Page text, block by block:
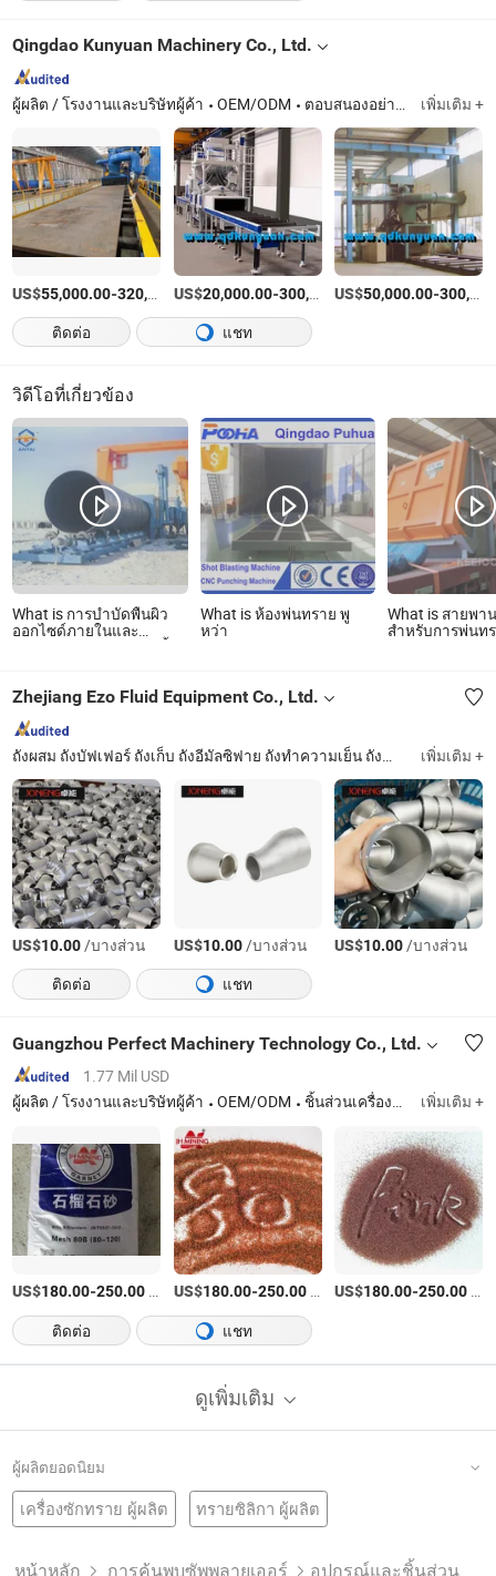
Qingdao Kunyuan Machinery Co., Ltd.
ผู้ผลิต / โรงงานและบริษัทผู้ค้า OEM/ODM ตอบสนองอย่างรวดเร็ว เพิ่มเติม +
US$55,000.00-320,000.00 /บางส่วน
US$20,000.00-300,000.00 /บางส่วน
US$50,000.00-300,000.00
ติดต่อ แชท
วิดีโอที่เกี่ยวข้อง
What is การบำบัดพื้นผิว
ออกไซด์ภายในและ
What is ห้องพ่นทราย พู
หว่า
What is สายพา
สำหรับการพ่นท
Zhejiang Ezo Fluid Equipment Co., Ltd.
ถังผสม ถังบัฟเฟอร์ ถังเก็บ ถังอีมัลซิฟาย ถังทำความเย็น ถังทำความเย็นนม ถังผสม ถังเคลือบด้วยแจ็คเก็ต เครื่องผสมความเร็วสูง เครื่องพาสเจอไรเซอร์ ปั๊มสกรู เพิ่มเติม +
US$10.00/บางส่วน US$10.00/บางส่วน US$10.00/บางส่วน
ติดต่อ
แชท
Guangzhou Perfect Machinery Technology Co., Ltd.
1.77 Mil USD
ผู้ผลิต / โรงงานและบริษัทผู้ค้า
OEM/ODM ชิ้นส่วนเครื่องตัดน้ำ, เครื่องตัดน้ำ, อะคราบน้ำ, น้ำ, เครื่องตัดสะพาน, เครื่องหิน, เครื่องเราท์เตอร์, ลวดลายตัดน้ำ เพิ่มเติม +
US$180.00-250.00 US$180.00-250.00/ตัน US$180.00-250.00
ติดต่อ
แชท
ดูเพิ่มเติม
ผู้ผลิตยอดนิยม
เครื่องซักทราย ผู้ผลิต ทรายซิลิกา ผู้ผลิต
หน้าหลัก การค้นพบซัพพลายเออร์ อุปกรณ์และชิ้นส่วน